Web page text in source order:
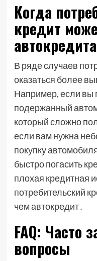
Когда
кредит
В ряде случаев
оказаться более
Например, если вы
подержанный
который сложно
если вам нужна
покупку
быстро погасить
плохая кредитная
потребительский
чем автокредит․
FAQ: Часто
вопросы